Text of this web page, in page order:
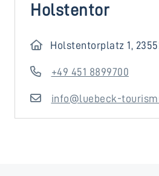
Holstentor
Holstentorplatz 1,
+49 451 8899700
info@luebeck-